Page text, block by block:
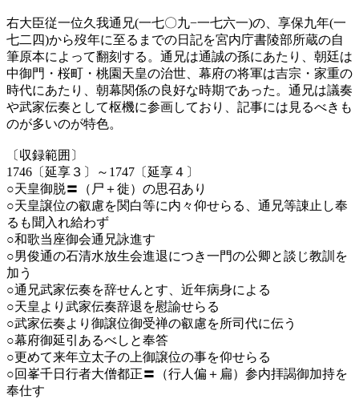
右大臣従一位久我通兄(一七〇九−一七六一)の、享保九年(一
七二四)から歿年に至るまでの日記を宮内庁書陵部所蔵の自
筆原本によって翻刻する。通兄は通誠の孫にあたり、朝廷は
中御門・桜町・桃園天皇の治世、幕府の将軍は吉宗・家重の
時代にあたり、朝幕関係の良好な時期であった。通兄は議奏
や武家伝奏として枢機に参画しており、記事には見るべきも
のが多いのが特色。
〔収録範囲〕
1746〔延享３〕～1747〔延享４〕
○天皇御脱〓（尸＋徙）の思召あり
○天皇譲位の叡慮を関白等に内々仰せらる、通兄等諌止し奉
るも聞入れ給わず
○和歌当座御会通兄詠進す
○男俊通の石清水放生会進退につき一門の公卿と談じ教訓を
加う
○通兄武家伝奏を辞せんとす、近年病身による
○天皇より武家伝奏辞退を慰諭せらる
○武家伝奏より御譲位御受禅の叡慮を所司代に伝う
○幕府御延引あるべしと奉答
○更めて来年立太子の上御譲位の事を仰せらる
○回峯千日行者大僧都正〓（行人偏＋扁）参内拝謁御加持を
奉仕す